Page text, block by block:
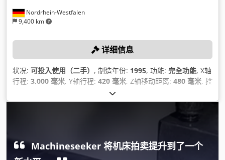
Nordrhein-Westfalen
9,400 km
详细信息
状况: 可投入使用（二手） , 制造年份: 1995, 功能: 完全功能, X轴
行程: 3,000 毫米, Y轴行程: 420 毫米, Z轴移动距离: 480 毫米, 控
Heidenhain TNC 407, 最大转速:
Machineseeker 将机床拍卖提升到了一个